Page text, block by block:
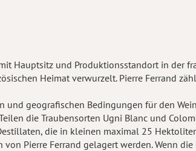
und Produktionsstandort in der
Heimat verwurzelt. Pierre Ferrand
geografischen Bedingungen für den
die Traubensorten Ugni Blanc und
die in kleinen maximal 25
Pierre Ferrand gelagert werden. Wenn